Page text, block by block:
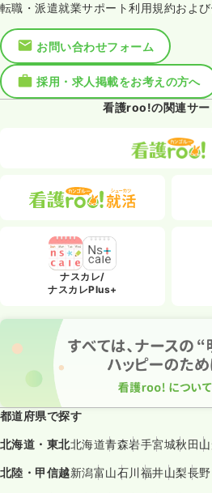
転職・派遣就業サポート利用規約およ
お問い合わせフォーム
採用・求人掲載をお考えの方へ
看護roo!の関連サー
ナスカレ/
ナスカレPlus+
都道府県で探す
北海道・東北北海道青森岩手宮城秋田
北陸・甲信越新潟富山石川福井山梨長野